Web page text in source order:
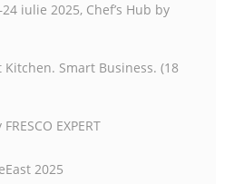
iulie 2025, Chef’s Hub by
Kitchen. Smart Business. (18
EXPERT
2025